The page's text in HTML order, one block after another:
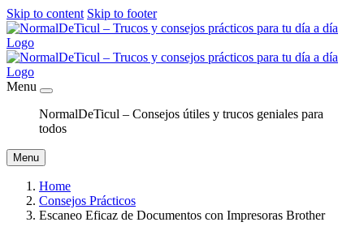
Skip to content Skip to footer
Menu
NormalDeTicul – Consejos útiles y trucos geniales para
todos
Menu
Home
Consejos Prácticos
Escaneo Eficaz de Documentos con Impresoras Brother